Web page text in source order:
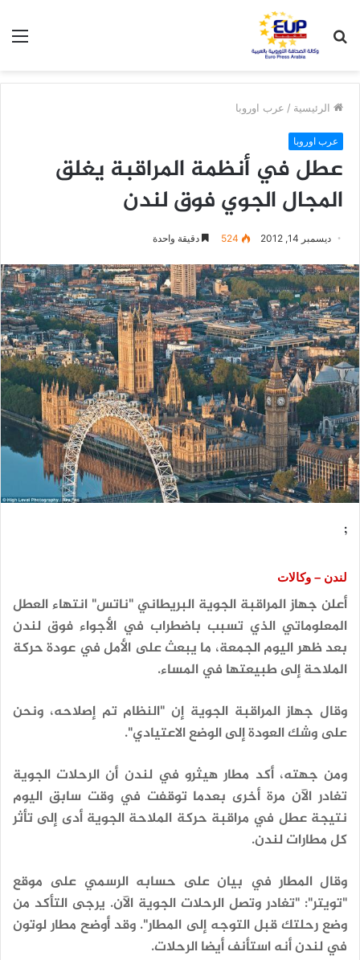
عن
الرئيسية / عرب اوروبا
عرب اوروبا
عطل في أنظمة المراقبة يغلق
المجال الجوي فوق لندن
ديسمبر 14, 2012 524 دقيقة واحدة
;
لندن – وكالات
أعلن جهاز المراقبة الجوية البريطاني "ناتس" انتهاء العطل
المعلوماتي الذي تسبب باضطراب في الأجواء فوق لندن
بعد ظهر اليوم الجمعة، ما يبعث على الأمل في عودة حركة
الملاحة إلى طبيعتها في المساء.
وقال جهاز المراقبة الجوية إن "النظام تم إصلاحه، ونحن
على وشك العودة إلى الوضع الاعتيادي".
ومن جهته، أكد مطار هيثرو في لندن أن الرحلات الجوية
تغادر الآن مرة أخرى بعدما توقفت في وقت سابق اليوم
نتيجة عطل في مراقبة حركة الملاحة الجوية أدى إلى تأثر
كل مطارات لندن.
وقال المطار في بيان على حسابه الرسمي على موقع
"تويتر": "تغادر وتصل الرحلات الجوية الآن. يرجى التأكد من
وضع رحلتك قبل التوجه إلى المطار". وقد أوضح مطار لوتون
في لندن أنه استأنف أيضا الرحلات.